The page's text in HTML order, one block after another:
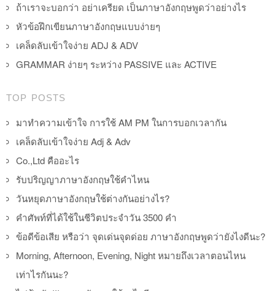
ถ้าเราจะบอกว่า อย่าเครียด เป็นภาษาอังกฤษพูดว่าอย่างไร
หัวข้อฝึกเขียนภาษาอังกฤษแบบง่ายๆ
เคล็ดลับเข้าใจง่าย ADJ & ADV
GRAMMAR ง่ายๆ ระหว่าง PASSIVE และ ACTIVE
TOP POSTS
มาทำความเข้าใจ การใช้ AM PM ในการบอกเวลากัน
เคล็ดลับเข้าใจง่าย Adj & Adv
Co.,Ltd คืออะไร
รับปริญญาภาษาอังกฤษใช้คำไหน
วันหยุดภาษาอังกฤษใช้ต่างกันอย่างไร?
คำศัพท์ที่ได้ใช้ในชีวิตประจำวัน 3500 คำ
ข้อดีข้อเสีย หรือว่า จุดเด่นจุดด่อย ภาษาอังกฤษพูดว่ายังไงดีนะ?
Morning, Afternoon, Evening, Night หมายถึงเวลาตอนไหน
เท่าไรกันนะ?